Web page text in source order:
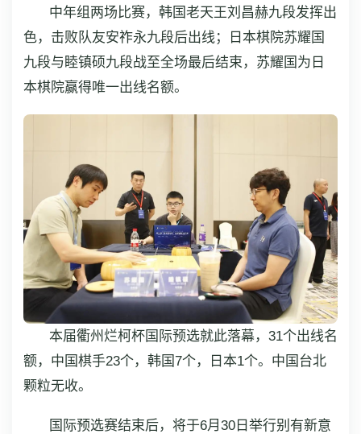
中年组两场比赛，韩国老天王刘昌赫九段发挥出
色，击败队友安祚永九段后出线；日本棋院苏耀国
九段与睦镇硕九段战至全场最后结束，苏耀国为日
本棋院赢得唯一出线名额。
本届衢州烂柯杯国际预选就此落幕，31个出线名
额，中国棋手23个，韩国7个，日本1个。中国台北
颗粒无收。
国际预选赛结束后，将于6月30日举行别有新意